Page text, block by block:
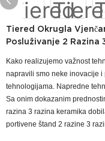
Tiered Okrugla
Posluživanje 2 Razina
Kako realizujemo važnost
napravili smo neke inovacije
tehnologijama. Napredne
Sa onim dokazanim
razina 3 razina keramika
portivene štand 2 razine 3